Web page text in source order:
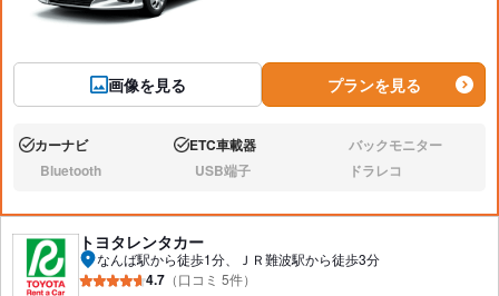
画像を見る プランを見る
あり:カーナビ あり:ETC車載器 なし:バックモニター
なし:Bluetooth なし:USB端子 なし:ドラレコ
トヨタレンタカー
なんば駅から徒歩1分、ＪＲ難波駅から徒歩3分
4.7 （口コミ 5件）